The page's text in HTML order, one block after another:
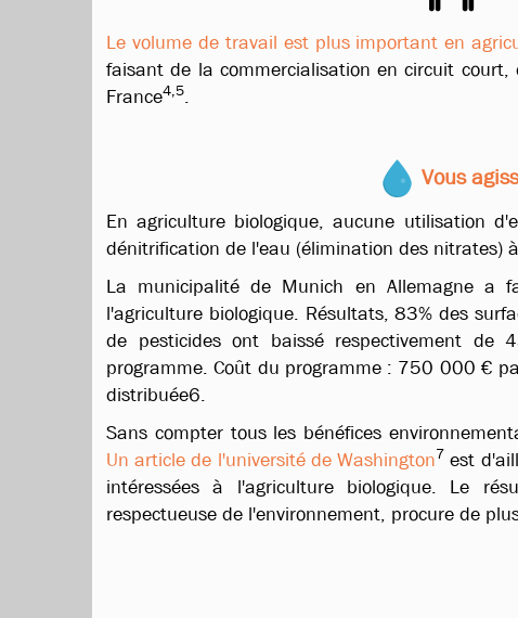
Le volume de travail est plus important en
faisant de la commercialisation en circuit
France4,5.
Vous
En agriculture biologique, aucune utilisation
dénitrification de l'eau (élimination des nitrates)
La municipalité de Munich en Allemagne a
l'agriculture biologique. Résultats, 83% des
de pesticides ont baissé respectivement
programme. Coût du programme : 750 000 €
distribuée6.
Sans compter tous les bénéfices
Un article de l'université de Washington7 est
intéressées à l'agriculture biologique. Le
respectueuse de l'environnement, procure de